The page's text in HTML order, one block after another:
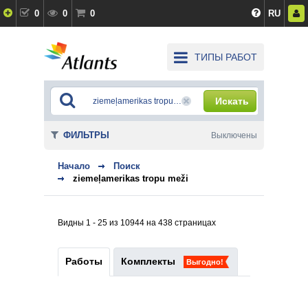
0 0 0 RU
ТИПЫ РАБОТ
Искать
Начало
Поиск
ziemeļamerikas tropu meži
Видны 1 - 25 из 10944 на 438 страницах
Работы Комплекты Выгодно!
ФИЛЬТРЫ Выключены